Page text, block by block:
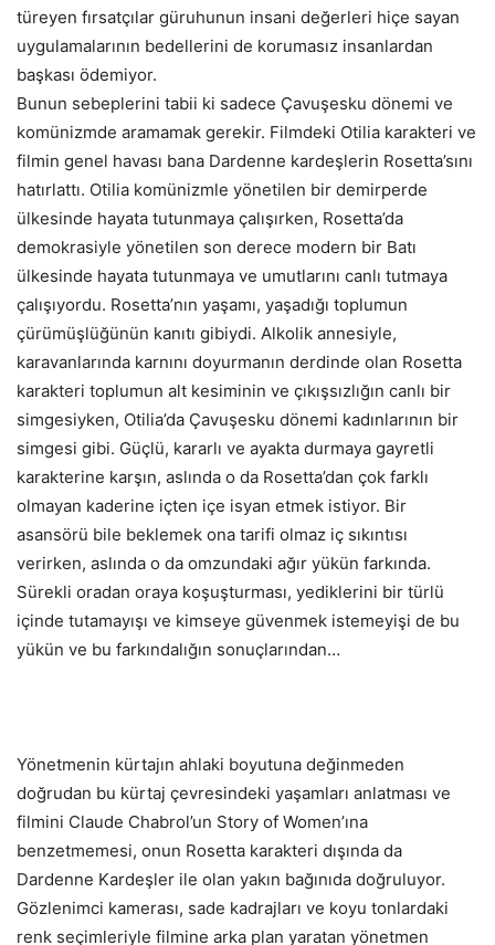
türeyen fırsatçılar güruhunun insani değerleri hiçe sayan
uygulamalarının bedellerini de korumasız insanlardan
başkası ödemiyor.
Bunun sebeplerini tabii ki sadece Çavuşesku dönemi ve
komünizmde aramamak gerekir. Filmdeki Otilia karakteri ve
filmin genel havası bana Dardenne kardeşlerin Rosetta’sını
hatırlattı. Otilia komünizmle yönetilen bir demirperde
ülkesinde hayata tutunmaya çalışırken, Rosetta’da
demokrasiyle yönetilen son derece modern bir Batı
ülkesinde hayata tutunmaya ve umutlarını canlı tutmaya
çalışıyordu. Rosetta’nın yaşamı, yaşadığı toplumun
çürümüşlüğünün kanıtı gibiydi. Alkolik annesiyle,
karavanlarında karnını doyurmanın derdinde olan Rosetta
karakteri toplumun alt kesiminin ve çıkışsızlığın canlı bir
simgesiyken, Otilia’da Çavuşesku dönemi kadınlarının bir
simgesi gibi. Güçlü, kararlı ve ayakta durmaya gayretli
karakterine karşın, aslında o da Rosetta’dan çok farklı
olmayan kaderine içten içe isyan etmek istiyor. Bir
asansörü bile beklemek ona tarifi olmaz iç sıkıntısı
verirken, aslında o da omzundaki ağır yükün farkında.
Sürekli oradan oraya koşuşturması, yediklerini bir türlü
içinde tutamayışı ve kimseye güvenmek istemeyişi de bu
yükün ve bu farkındalığın sonuçlarından…
Yönetmenin kürtajın ahlaki boyutuna değinmeden
doğrudan bu kürtaj çevresindeki yaşamları anlatması ve
filmini Claude Chabrol’un Story of Women’ına
benzetmemesi, onun Rosetta karakteri dışında da
Dardenne Kardeşler ile olan yakın bağınıda doğruluyor.
Gözlenimci kamerası, sade kadrajları ve koyu tonlardaki
renk seçimleriyle filmine arka plan yaratan yönetmen